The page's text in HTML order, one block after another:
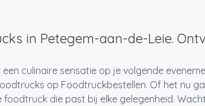
in Petegem-aan-de-Leie.
culinaire sensatie op je volgende
op Foodtruckbestellen. Of het nu
foodtruck die past bij elke gelegenheid.